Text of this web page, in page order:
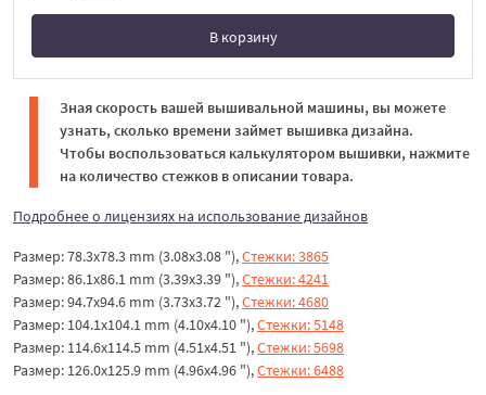
В корзину
В корзине
Зная скорость вашей вышивальной машины, вы можете
узнать, сколько времени займет вышивка дизайна.
Чтобы воспользоваться калькулятором вышивки, нажмите
на количество стежков в описании товара.
Подробнее о лицензиях на использование дизайнов
Размер: 78.3x78.3 mm (3.08x3.08 "),Стежки: 3865
Размер: 86.1x86.1 mm (3.39x3.39 "),Стежки: 4241
Размер: 94.7x94.6 mm (3.73x3.72 "),Стежки: 4680
Размер: 104.1x104.1 mm (4.10x4.10 "),Стежки: 5148
Размер: 114.6x114.5 mm (4.51x4.51 "),Стежки: 5698
Размер: 126.0x125.9 mm (4.96x4.96 "),Стежки: 6488